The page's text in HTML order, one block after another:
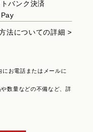
バンク決済
法についての詳細 >
お電話またはメールに
数量などの不備など、詳